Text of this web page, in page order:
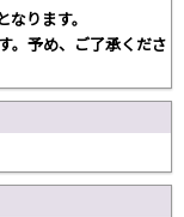
ります。
。予め、ご了承くださ